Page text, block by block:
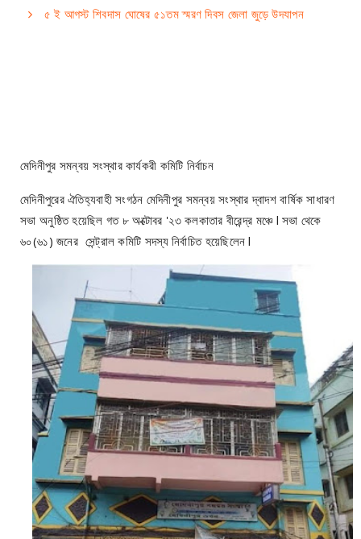
৫ ই আগস্ট শিবদাস ঘোষের ৫১তম স্মরণ দিবস জেলা জুড়ে উদযাপন
মেদিনীপুর সমন্বয় সংস্থার কার্যকরী কমিটি নির্বাচন
মেদিনীপুরের ঐতিহ্যবাহী সংগঠন মেদিনীপুর সমন্বয় সংস্থার দ্বাদশ বার্ষিক সাধারণ
সভা অনুষ্ঠিত হয়েছিল গত ৮ অক্টোবর '২৩ কলকাতার বীরেন্দ্র মঞ্চে l সভা থেকে
৬০(৬১) জনের সেন্ট্রাল কমিটি সদস্য নির্বাচিত হয়েছিলেন l